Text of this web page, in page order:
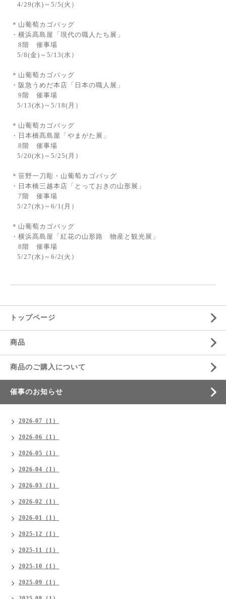
4/29(水)～5/5(火）
＊山葡萄カゴバッグ
・横浜髙島屋「現代の職人たち展」
8階 催事場
5/8(金)～5/13(水）
＊山葡萄カゴバッグ
・阪急うめだ本店「日本の職人展」
9階 催事場
5/13(水)～5/18(月）
＊山葡萄カゴバッグ
・日本橋髙島屋「やまがた展」
8階 催事場
5/20(水)～5/25(月）
＊笹野一刀彫・山葡萄カゴバッグ
・日本橋三越本店「とっておきの山形展」
7階 催事場
5/27(水)～6/1(月）
＊山葡萄カゴバッグ
・横浜髙島屋「紅花の山形路 物産と観光展」
8階 催事場
5/27(水)～6/2(火）
トップページ
商品
商品のご購入について
催事のお知らせ
2026-07（1）
2026-06（1）
2026-05（1）
2026-04（1）
2026-03（1）
2026-02（1）
2026-01（1）
2025-12（1）
2025-11（1）
2025-10（1）
2025-09（1）